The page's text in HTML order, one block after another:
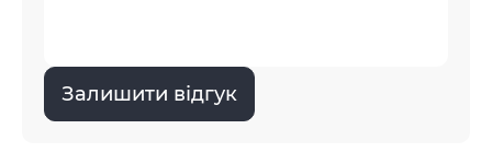
Залишити відгук